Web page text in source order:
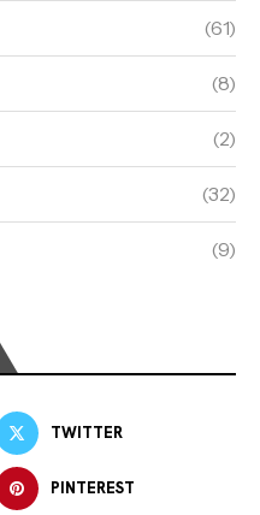
(61)
(8)
(2)
(32)
(9)
TWITTER
PINTEREST